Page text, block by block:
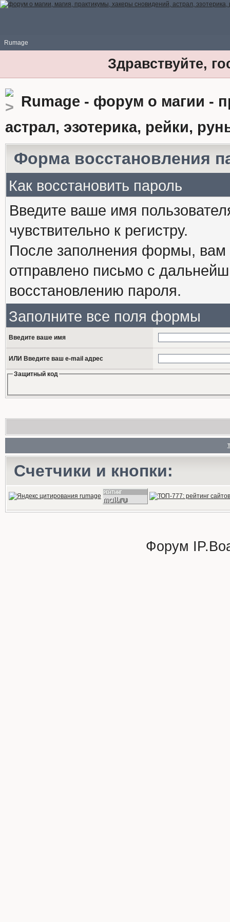
Rumage
Здравствуйте,
Rumage - форум о магии -
астрал, эзотерика, рейки,
Форма восстановления
Как восстановить пароль
Введите ваше имя
чувствительно к регистру.
После заполнения формы, вам
отправлено письмо с
восстановлению пароля.
Заполните все поля формы
Введите ваше имя
ИЛИ Введите ваш e-mail адрес
Защитный код
Счетчики и кнопки:
Форум